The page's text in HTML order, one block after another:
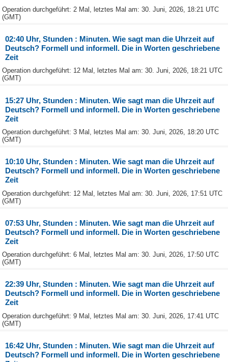
Operation durchgeführt: 2 Mal, letztes Mal am: 30. Juni, 2026, 18:21 UTC
(GMT)
02:40 Uhr, Stunden : Minuten. Wie sagt man die Uhrzeit auf
Deutsch? Formell und informell. Die in Worten geschriebene
Zeit
Operation durchgeführt: 12 Mal, letztes Mal am: 30. Juni, 2026, 18:21 UTC
(GMT)
15:27 Uhr, Stunden : Minuten. Wie sagt man die Uhrzeit auf
Deutsch? Formell und informell. Die in Worten geschriebene
Zeit
Operation durchgeführt: 3 Mal, letztes Mal am: 30. Juni, 2026, 18:20 UTC
(GMT)
10:10 Uhr, Stunden : Minuten. Wie sagt man die Uhrzeit auf
Deutsch? Formell und informell. Die in Worten geschriebene
Zeit
Operation durchgeführt: 12 Mal, letztes Mal am: 30. Juni, 2026, 17:51 UTC
(GMT)
07:53 Uhr, Stunden : Minuten. Wie sagt man die Uhrzeit auf
Deutsch? Formell und informell. Die in Worten geschriebene
Zeit
Operation durchgeführt: 6 Mal, letztes Mal am: 30. Juni, 2026, 17:50 UTC
(GMT)
22:39 Uhr, Stunden : Minuten. Wie sagt man die Uhrzeit auf
Deutsch? Formell und informell. Die in Worten geschriebene
Zeit
Operation durchgeführt: 9 Mal, letztes Mal am: 30. Juni, 2026, 17:41 UTC
(GMT)
16:42 Uhr, Stunden : Minuten. Wie sagt man die Uhrzeit auf
Deutsch? Formell und informell. Die in Worten geschriebene